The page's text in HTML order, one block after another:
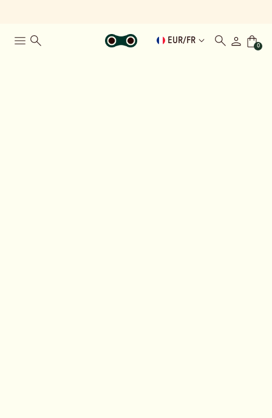
EUR/ FR
0